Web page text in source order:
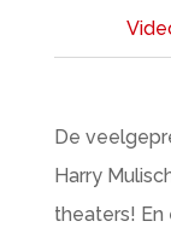
De
Harry
theaters! En